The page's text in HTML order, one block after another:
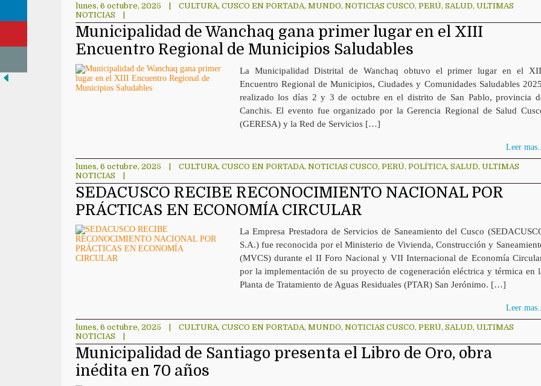
lunes, 6 octubre, 2025 CULTURA, CUSCO EN PORTADA, MUNDO, NOTICIAS CUSCO, PERÚ, SALUD, ULTIMAS
NOTICIAS
Municipalidad de Wanchaq gana primer lugar en el XIII
Encuentro Regional de Municipios Saludables
La Municipalidad Distrital de Wanchaq obtuvo el primer lugar en el
Encuentro Regional de Municipios, Ciudades y Comunidades Saludables
realizado los días 2 y 3 de octubre en el distrito de San Pablo, provincia
Canchis. El evento fue organizado por la Gerencia Regional de Salud
(GERESA) y la Red de Servicios […]
Leer mas...
lunes, 6 octubre, 2025 CULTURA, CUSCO EN PORTADA, NOTICIAS CUSCO, PERÚ, POLÍTICA, SALUD, ULTIMAS
NOTICIAS
SEDACUSCO RECIBE RECONOCIMIENTO NACIONAL POR
PRÁCTICAS EN ECONOMÍA CIRCULAR
La Empresa Prestadora de Servicios de Saneamiento del Cusco
S.A.) fue reconocida por el Ministerio de Vivienda, Construcción y
(MVCS) durante el II Foro Nacional y VII Internacional de Economía
por la implementación de su proyecto de cogeneración eléctrica y térmica en
Planta de Tratamiento de Aguas Residuales (PTAR) San Jerónimo. […]
Leer mas...
lunes, 6 octubre, 2025 CULTURA, CUSCO EN PORTADA, MUNDO, NOTICIAS CUSCO, PERÚ, SALUD, ULTIMAS
NOTICIAS
Municipalidad de Santiago presenta el Libro de Oro, obra
inédita en 70 años